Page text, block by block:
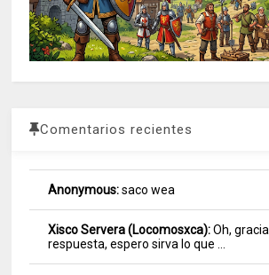
Comentarios recientes
Anonymous:saco wea
Xisco Servera (Locomosxca):Oh,
respuesta, espero sirva lo que ...